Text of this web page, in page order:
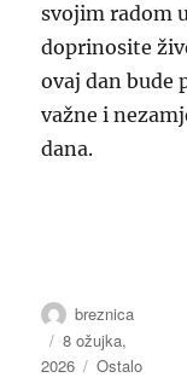
svojim radom
doprinosite
ovaj dan bude
važne i
dana.
Autor
breznica
Objavljeno
dana
8 ožujka,
2026
Kategorije
Ostalo